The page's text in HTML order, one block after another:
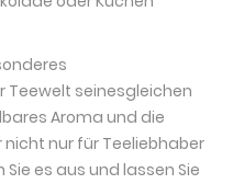
Teewelt seinesgleichen
Aroma und die
nur für Teeliebhaber
es aus und lassen Sie